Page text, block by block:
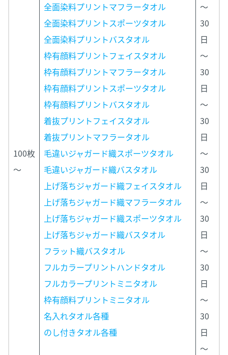
100枚
～
全面染料プリントマフラータオル
全面染料プリントスポーツタオル
全面染料プリントバスタオル
枠有顔料プリントフェイスタオル
枠有顔料プリントマフラータオル
枠有顔料プリントスポーツタオル
枠有顔料プリントバスタオル
着抜プリントフェイスタオル
着抜プリントマフラータオル
毛違いジャガード織スポーツタオル
毛違いジャガード織バスタオル
上げ落ちジャガード織フェイスタオル
上げ落ちジャガード織マフラータオル
上げ落ちジャガード織スポーツタオル
上げ落ちジャガード織バスタオル
フラット織バスタオル
フルカラープリントハンドタオル
フルカラープリントミニタオル
枠有顔料プリントミニタオル
名入れタオル各種
のし付きタオル各種
～
30
日
～
30
日
～
30
日
～
30
日
～
30
日
～
30
日
～
30
日
～